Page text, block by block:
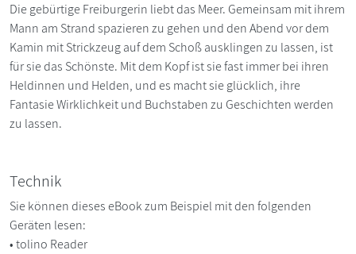
Die gebürtige Freiburgerin liebt das Meer. Gemeinsam mit ihrem
Mann am Strand spazieren zu gehen und den Abend vor dem
Kamin mit Strickzeug auf dem Schoß ausklingen zu lassen, ist
für sie das Schönste. Mit dem Kopf ist sie fast immer bei ihren
Heldinnen und Helden, und es macht sie glücklich, ihre
Fantasie Wirklichkeit und Buchstaben zu Geschichten werden
zu lassen.
Technik
Sie können dieses eBook zum Beispiel mit den folgenden
Geräten lesen:
• tolino Reader